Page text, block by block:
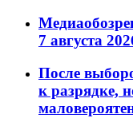
7 августа
После
к разрядке,